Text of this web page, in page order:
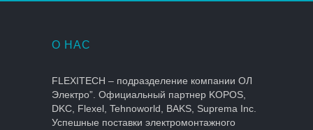
О НАС
FLEXITECH – подразделение компании ОЛ
Электро”. Официальный партнер KOPOS,
DKC, Flexel, Tehnoworld, BAKS, Suprema Inc.
Успешные поставки электромонтажного